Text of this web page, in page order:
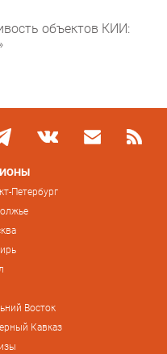
объектов КИИ:
Петербург
Восток
Кавказ